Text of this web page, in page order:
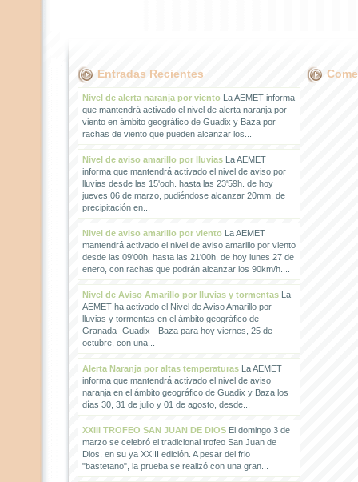
Entradas Recientes
Nivel de alerta naranja por vientoLa AEMET informa
que mantendrá activado el nivel de alerta naranja por
viento en ámbito geográfico de Guadix y Baza por
rachas de viento que pueden alcanzar los...
Nivel de aviso amarillo por lluviasLa AEMET
informa que mantendrá activado el nivel de aviso por
lluvias desde las 15'ooh. hasta las 23'59h. de hoy
jueves 06 de marzo, pudiéndose alcanzar 20mm. de
precipitación en...
Nivel de aviso amarillo por vientoLa AEMET
mantendrá activado el nivel de aviso amarillo por viento
desde las 09'00h. hasta las 21'00h. de hoy lunes 27 de
enero, con rachas que podrán alcanzar los 90km/h....
Nivel de Aviso Amarillo por lluvias y tormentasLa
AEMET ha activado el Nivel de Aviso Amarillo por
lluvias y tormentas en el ámbito geográfico de
Granada- Guadix - Baza para hoy viernes, 25 de
octubre, con una...
Alerta Naranja por altas temperaturasLa AEMET
informa que mantendrá activado el nivel de aviso
naranja en el ámbito geográfico de Guadix y Baza los
días 30, 31 de julio y 01 de agosto, desde...
XXIII TROFEO SAN JUAN DE DIOSEl domingo 3 de
marzo se celebró el tradicional trofeo San Juan de
Dios, en su ya XXIII edición. A pesar del frio
"bastetano", la prueba se realizó con una gran...